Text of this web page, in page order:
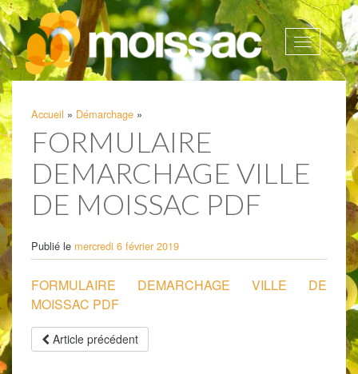
Afficher
la
Accueil » Démarchage »
FORMULAIRE
DEMARCHAGE VILLE
DE MOISSAC PDF
Publié le mercredi 6 février 2019
FORMULAIRE DEMARCHAGE VILLE DE
MOISSAC PDF
Article précédent